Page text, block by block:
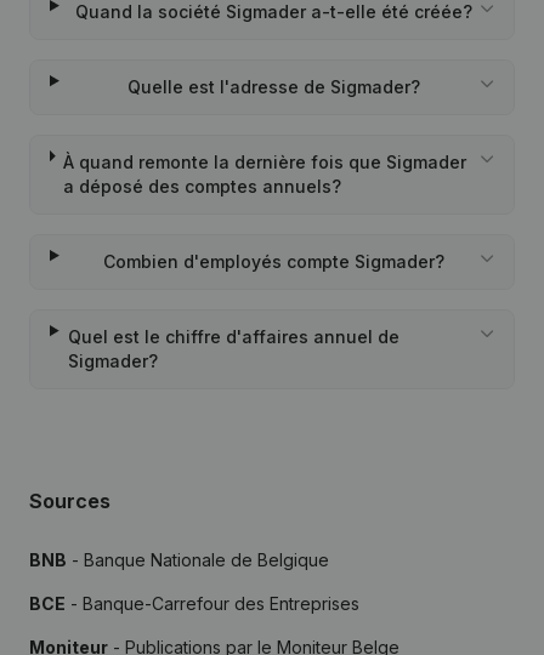
Quand la société Sigmader a-t-elle été créée?
Quelle est l'adresse de Sigmader?
À quand remonte la dernière fois que Sigmader
a déposé des comptes annuels?
Combien d'employés compte Sigmader?
Quel est le chiffre d'affaires annuel de
Sigmader?
Sources
BNB - Banque Nationale de Belgique
BCE - Banque-Carrefour des Entreprises
Moniteur - Publications par le Moniteur Belge